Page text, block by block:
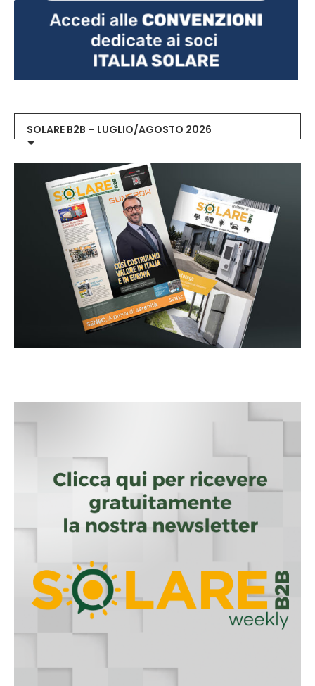
SOLARE B2B – LUGLIO/AGOSTO 2026